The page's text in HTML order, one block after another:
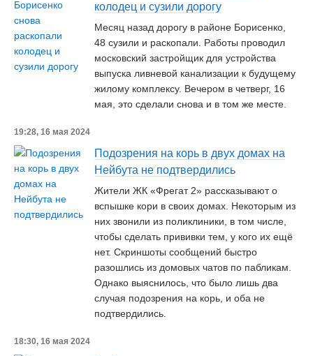
колодец и сузили дорогу
Месяц назад дорогу в районе Борисенко,
48 сузили и раскопали. Работы проводил
московский застройщик для устройства
выпуска ливневой канализации к будущему
жилому комплексу. Вечером в четверг, 16
мая, это сделали снова и в том же месте.
19:28, 16 мая 2024
Подозрения на корь в двух домах на
Нейбута не подтвердились
Жители ЖК «Фрегат 2» рассказывают о
вспышке кори в своих домах. Некоторым из
них звонили из поликлиники, в том числе,
чтобы сделать прививки тем, у кого их ещё
нет. Скриншоты сообщений быстро
разошлись из домовых чатов по пабликам.
Однако выяснилось, что было лишь два
случая подозрения на корь, и оба не
подтвердились.
18:30, 16 мая 2024